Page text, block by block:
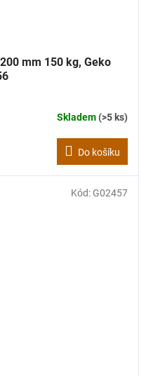
mm 150 kg, Geko
Skladem(>5 ks)
Do košíku
Kód: G02457